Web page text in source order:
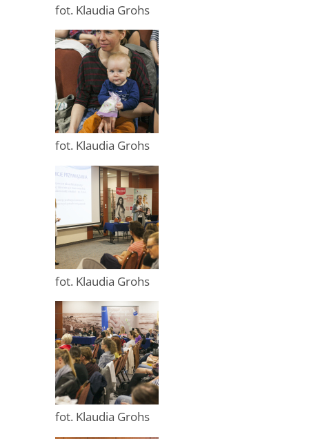
fot. Klaudia Grohs
fot. Klaudia Grohs
fot. Klaudia Grohs
fot. Klaudia Grohs